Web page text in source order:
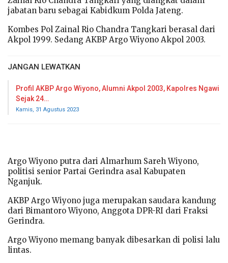
jabatan baru sebagai Kabidkum Polda Jateng.
Kombes Pol Zainal Rio Chandra Tangkari berasal dari
Akpol 1999. Sedang AKBP Argo Wiyono Akpol 2003.
JANGAN LEWATKAN
Profil AKBP Argo Wiyono, Alumni Akpol 2003, Kapolres Ngawi
Sejak 24…
Kamis, 31 Agustus 2023
Argo Wiyono putra dari Almarhum Sareh Wiyono,
politisi senior Partai Gerindra asal Kabupaten
Nganjuk.
AKBP Argo Wiyono juga merupakan saudara kandung
dari Bimantoro Wiyono, Anggota DPR-RI dari Fraksi
Gerindra.
Argo Wiyono memang banyak dibesarkan di polisi lalu
lintas.